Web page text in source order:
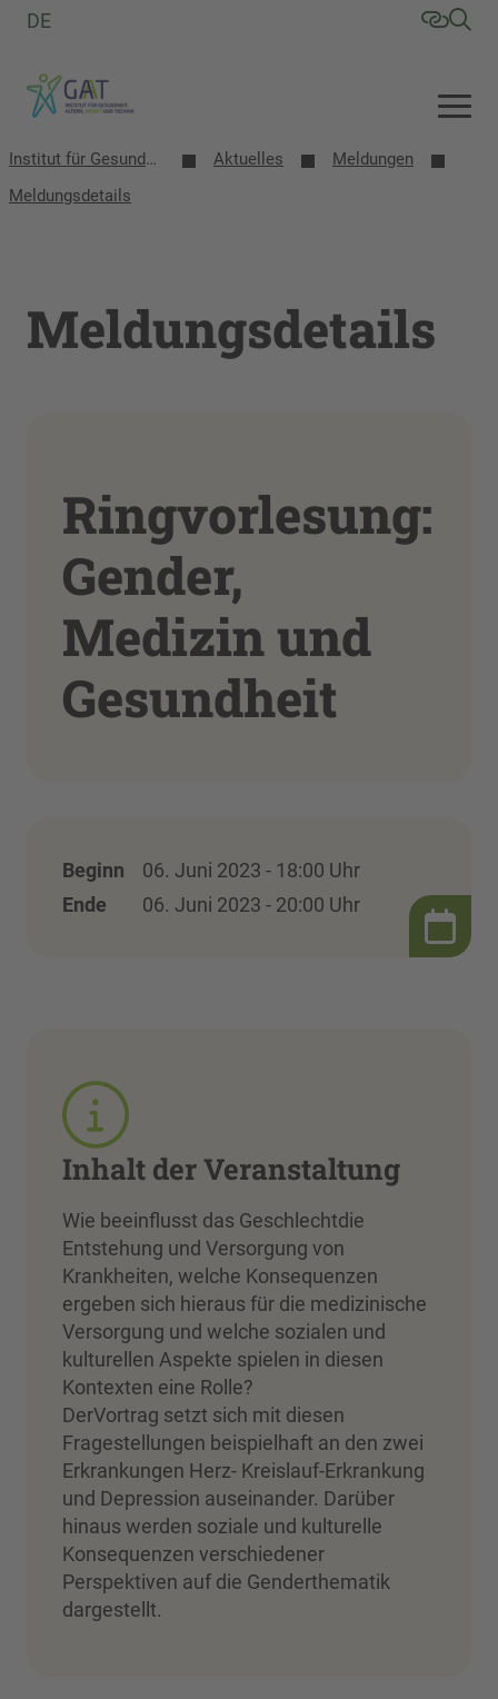
DE
Institut für Gesundheit, Altern, Arbeit und Technik (GAT) Aktuelles
Meldungen
Meldungsdetails
Meldungsdetails
Ringvorlesung:
Gender,
Medizin und
Gesundheit
Beginn
06. Juni 2023 - 18:00 Uhr
Ende
06. Juni 2023 - 20:00 Uhr
Inhalt der Veranstaltung
Wie beeinflusst das Geschlechtdie
Entstehung und Versorgung von
Krankheiten, welche Konsequenzen
ergeben sich hieraus für die medizinische
Versorgung und welche sozialen und
kulturellen Aspekte spielen in diesen
Kontexten eine Rolle?
DerVortrag setzt sich mit diesen
Fragestellungen beispielhaft an den zwei
Erkrankungen Herz- Kreislauf-Erkrankung
und Depression auseinander. Darüber
hinaus werden soziale und kulturelle
Konsequenzen verschiedener
Perspektiven auf die Genderthematik
dargestellt.